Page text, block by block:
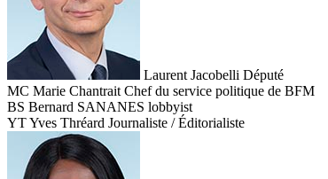
Laurent Jacobelli Député
MC Marie Chantrait Chef du service politique de BFM
BS Bernard SANANES lobbyist
YTYves Thréard Journaliste / Éditorialiste